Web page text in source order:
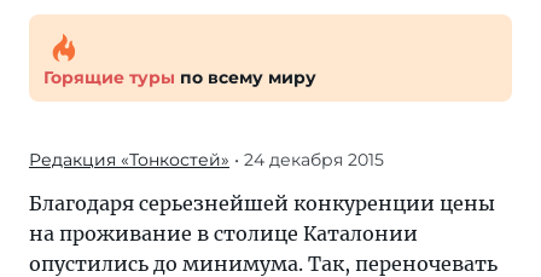
Горящие туры по всему миру
Редакция «Тонкостей» • 24 декабря 2015
Благодаря серьезнейшей конкуренции цены
на проживание в столице Каталонии
опустились до минимума. Так, переночевать